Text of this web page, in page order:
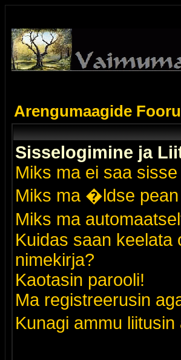
Arengumaagide
Sisselogimine ja
Miks ma ei saa
Miks ma �ldse
Miks ma
Kuidas saan keelata
nimekirja?
Kaotasin parooli!
Ma registreerusin
Kunagi ammu